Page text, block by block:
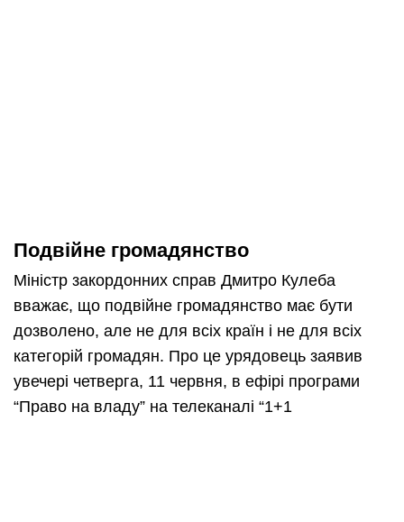
Подвійне громадянство
Міністр закордонних справ Дмитро Кулеба
вважає, що подвійне громадянство має бути
дозволено, але не для всіх країн і не для всіх
категорій громадян. Про це урядовець заявив
увечері четверга, 11 червня, в ефірі програми
“Право на владу” на телеканалі “1+1